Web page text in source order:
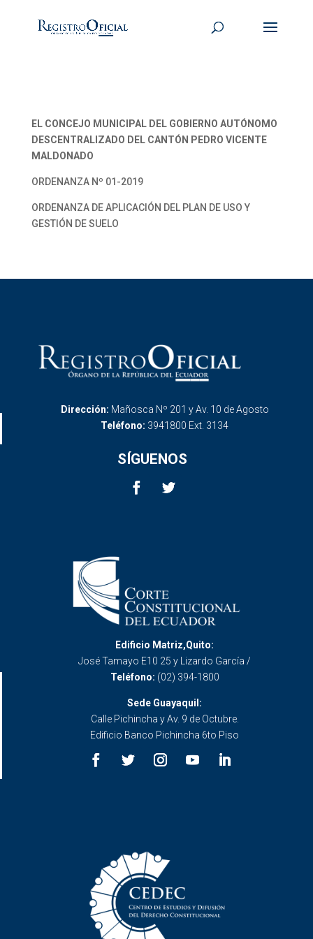
EL CONCEJO MUNICIPAL DEL GOBIERNO AUTÓNOMO
DESCENTRALIZADO DEL CANTÓN PEDRO VICENTE
MALDONADO
ORDENANZA Nº 01-2019
ORDENANZA DE APLICACIÓN DEL PLAN DE USO Y
GESTIÓN DE SUELO
Dirección: Mañosca Nº 201 y Av. 10 de Agosto
Teléfono: 3941800 Ext. 3134
SÍGUENOS
Edificio Matriz,Quito:
José Tamayo E10 25 y Lizardo García /
Teléfono: (02) 394-1800
Sede Guayaquil:
Calle Pichincha y Av. 9 de Octubre.
Edificio Banco Pichincha 6to Piso